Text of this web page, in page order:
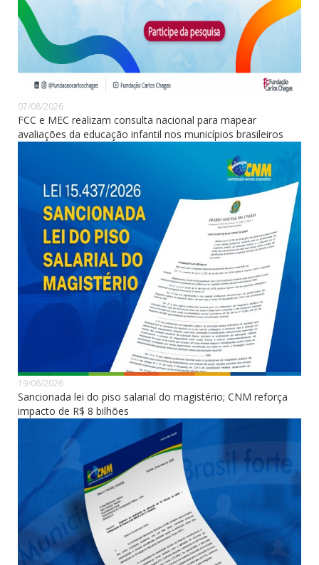
07/08/2026
FCC e MEC realizam consulta nacional para mapear
avaliações da educação infantil nos municípios brasileiros
19/06/2026
Sancionada lei do piso salarial do magistério; CNM reforça
impacto de R$ 8 bilhões